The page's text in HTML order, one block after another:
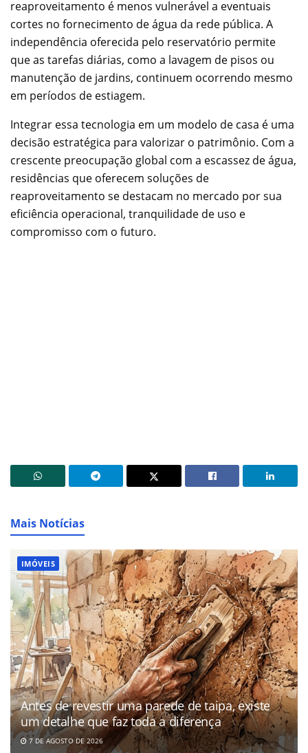
reaproveitamento é menos vulnerável a eventuais
cortes no fornecimento de água da rede pública. A
independência oferecida pelo reservatório permite
que as tarefas diárias, como a lavagem de pisos ou
manutenção de jardins, continuem ocorrendo mesmo
em períodos de estiagem.
Integrar essa tecnologia em um modelo de casa é uma
decisão estratégica para valorizar o patrimônio. Com a
crescente preocupação global com a escassez de água,
residências que oferecem soluções de
reaproveitamento se destacam no mercado por sua
eficiência operacional, tranquilidade de uso e
compromisso com o futuro.
Mais Notícias
IMÓVEIS
Antes de revestir uma parede de taipa, existe
um detalhe que faz toda a diferença
7 DE AGOSTO DE 2026